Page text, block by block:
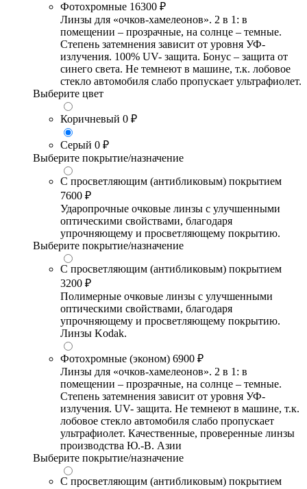
Фотохромные 16300 ₽
Линзы для «очков-хамелеонов». 2 в 1: в
помещении – прозрачные, на солнце – темные.
Степень затемнения зависит от уровня УФ-
излучения. 100% UV- защита. Бонус – защита от
синего света. Не темнеют в машине, т.к. лобовое
стекло автомобиля слабо пропускает ультрафиолет.
Выберите цвет
Коричневый 0 ₽
Серый 0 ₽
Выберите покрытие/назначение
С просветляющим (антибликовым) покрытием
7600 ₽
Ударопрочные очковые линзы с улучшенными
оптическими свойствами, благодаря
упрочняющему и просветляющему покрытию.
Выберите покрытие/назначение
С просветляющим (антибликовым) покрытием
3200 ₽
Полимерные очковые линзы с улучшенными
оптическими свойствами, благодаря
упрочняющему и просветляющему покрытию.
Линзы Kodak.
Фотохромные (эконом) 6900 ₽
Линзы для «очков-хамелеонов». 2 в 1: в
помещении – прозрачные, на солнце – темные.
Степень затемнения зависит от уровня УФ-
излучения. UV- защита. Не темнеют в машине, т.к.
лобовое стекло автомобиля слабо пропускает
ультрафиолет. Качественные, проверенные линзы
производства Ю.-В. Азии
Выберите покрытие/назначение
С просветляющим (антибликовым) покрытием